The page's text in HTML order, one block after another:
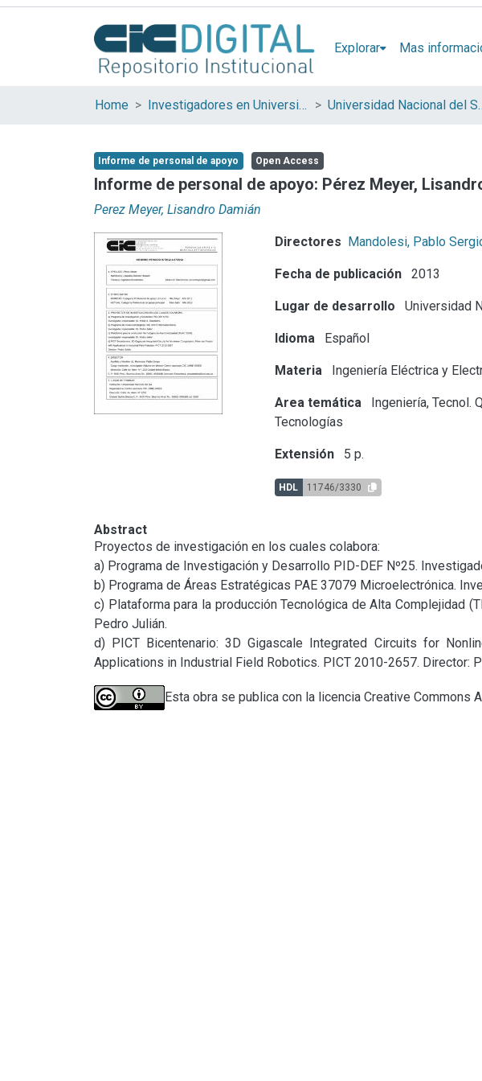
Explorar Mas
Home Investigadores en Universidades Nacionales de la provincia de Buenos Aires
Informe de personal de apoyo Open Access
Informe de personal de apoyo: Pérez Meyer,
Perez Meyer, Lisandro Damián
Directores Mandolesi, Pablo
Fecha de publicación 2013
Lugar de desarrollo Universidad
Idioma Español
Materia Ingeniería Eléctrica y
Area temática
Ingeniería, Tecnol.
Tecnologías
Extensión 5 p.
HDL 11746/3330
Abstract
Proyectos de investigación en los cuales colabora:
a) Programa de Investigación y Desarrollo PID-DEF Nº25.
b) Programa de Áreas Estratégicas PAE 37079 Microelectrónica.
c) Plataforma para la producción Tecnológica de Alta Complejidad
Pedro Julián.
d) PICT Bicentenario: 3D Gigascale Integrated Circuits for
Applications in Industrial Field Robotics. PICT 2010-2657. Director:
Esta obra se publica con la licencia Creative Commons